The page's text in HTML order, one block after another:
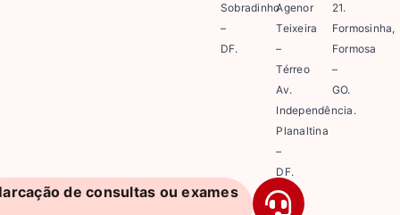
Sobradinho
–
DF.
Agenor
Teixeira
–
Térreo
Av.
Independência.
Planaltina
–
DF.
21.
Formosinha,
Formosa
–
GO.
de consultas ou exames